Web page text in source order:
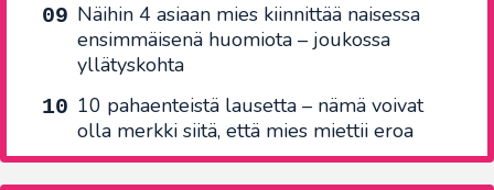
Näihin 4 asiaan mies kiinnittää naisessa
ensimmäisenä huomiota – joukossa
yllätyskohta
10 pahaenteistä lausetta – nämä voivat
olla merkki siitä, että mies miettii eroa